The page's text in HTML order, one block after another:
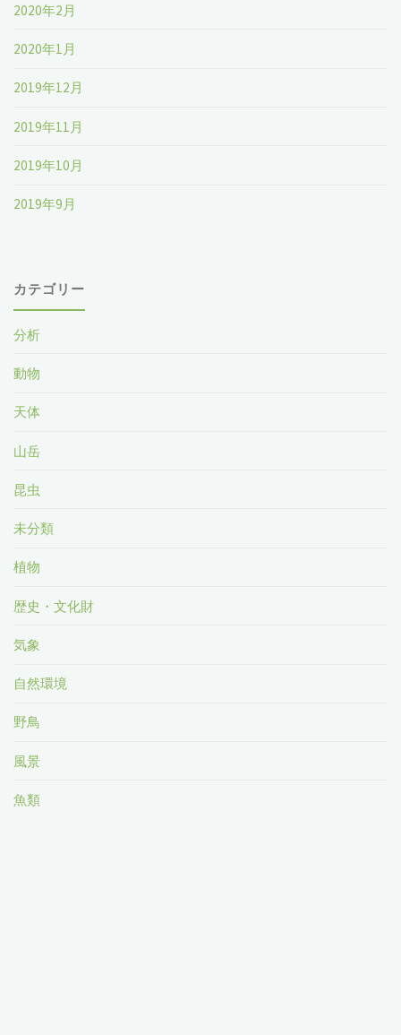
2020年2月
2020年1月
2019年12月
2019年11月
2019年10月
2019年9月
カテゴリー
分析
動物
天体
山岳
昆虫
未分類
植物
歴史・文化財
気象
自然環境
野鳥
風景
魚類